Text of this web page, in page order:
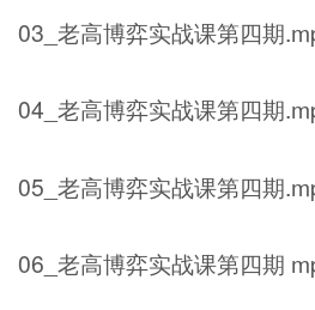
03_老高博弈实战课第四期
04_老高博弈实战课第四期
05_老高博弈实战课第四期
06_老高博弈实战课第四期